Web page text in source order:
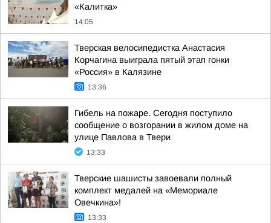
«Калитка»
14:05
Тверская велосипедистка Анастасия
Корчагина выиграла пятый этап гонки
«Россия» в Калязине
13:36
Гибель на пожаре. Сегодня поступило
сообщение о возгорании в жилом доме на
улице Павлова в Твери
13:33
Тверские шашисты завоевали полный
комплект медалей на «Мемориале
Овечкина»!
13:33